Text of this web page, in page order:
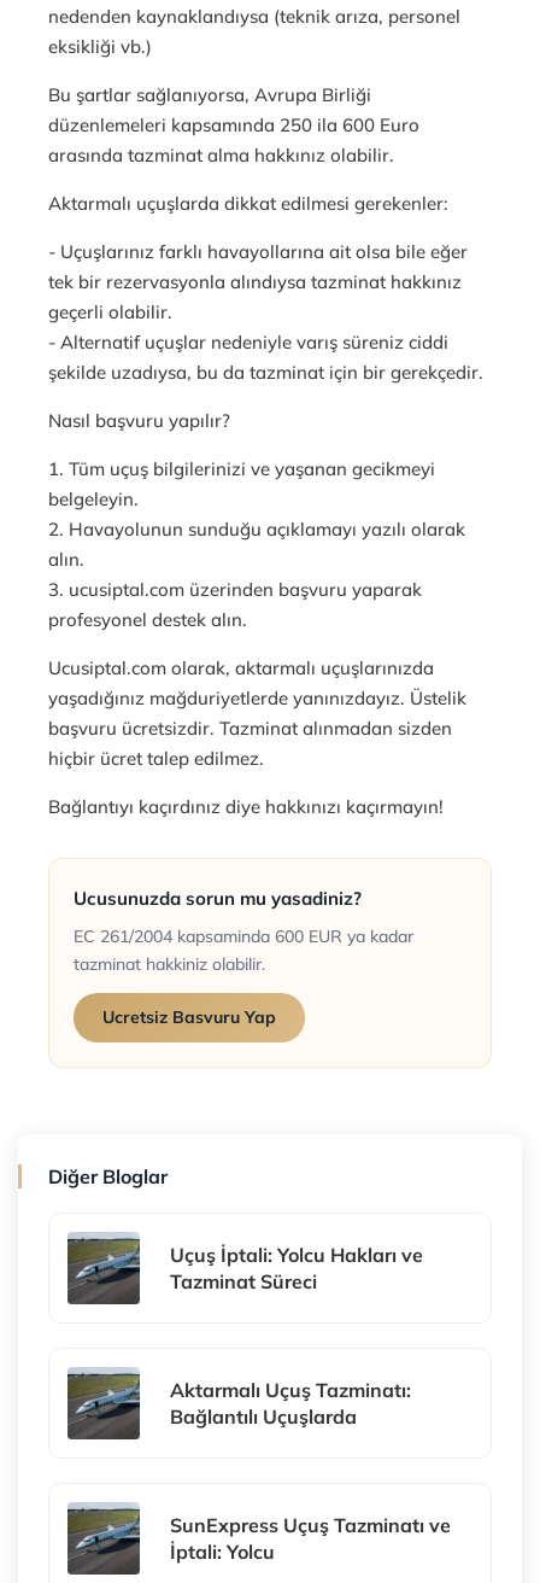
nedenden kaynaklandıysa (teknik arıza, personel
eksikliği vb.)
Bu şartlar sağlanıyorsa, Avrupa Birliği
düzenlemeleri kapsamında 250 ila 600 Euro
arasında tazminat alma hakkınız olabilir.
Aktarmalı uçuşlarda dikkat edilmesi gerekenler:
- Uçuşlarınız farklı havayollarına ait olsa bile eğer
tek bir rezervasyonla alındıysa tazminat hakkınız
geçerli olabilir.
- Alternatif uçuşlar nedeniyle varış süreniz ciddi
şekilde uzadıysa, bu da tazminat için bir gerekçedir.
Nasıl başvuru yapılır?
1. Tüm uçuş bilgilerinizi ve yaşanan gecikmeyi
belgeleyin.
2. Havayolunun sunduğu açıklamayı yazılı olarak
alın.
3. ucusiptal.com üzerinden başvuru yaparak
profesyonel destek alın.
Ucusiptal.com olarak, aktarmalı uçuşlarınızda
yaşadığınız mağduriyetlerde yanınızdayız. Üstelik
başvuru ücretsizdir. Tazminat alınmadan sizden
hiçbir ücret talep edilmez.
Bağlantıyı kaçırdınız diye hakkınızı kaçırmayın!
Ucusunuzda sorun mu yasadiniz?
EC 261/2004 kapsaminda 600 EUR ya kadar
tazminat hakkiniz olabilir.
Ucretsiz Basvuru Yap
Diğer Bloglar
Uçuş İptali: Yolcu Hakları ve
Tazminat Süreci
Aktarmalı Uçuş Tazminatı:
Bağlantılı Uçuşlarda
SunExpress Uçuş Tazminatı ve
İptali: Yolcu